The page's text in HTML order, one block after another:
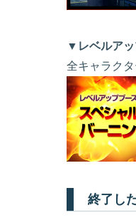
▼レベルアッ
全キャラク
終了し